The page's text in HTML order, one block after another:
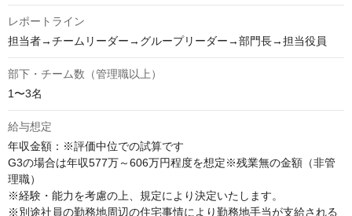
レポートライン
担当者→チームリーダー→グループリーダー→部門長→担当役員
部下・チーム数（管理職以上）
1〜3名
給与想定
年収金額：※評価中位での試算です
G3の場合は年収577万～606万円程度を想定※残業無の金額（非管
理職）
※経験・能力を考慮の上、規定により決定いたします。
※別途社員の勤務地周辺の住宅事情により勤務地手当が支給される